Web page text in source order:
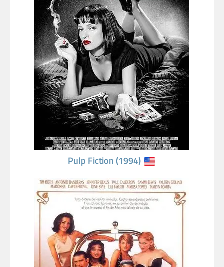
Pulp Fiction (1994)